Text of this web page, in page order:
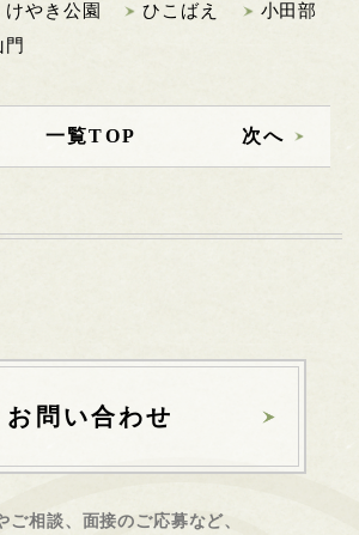
けやき公園 ひこばえ
小田部
門
一覧TOP 次へ
お問い合わせ
ご相談、面接のご応募など、